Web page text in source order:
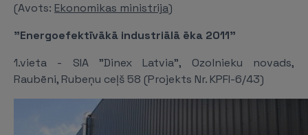
(Avots: Ekonomikas ministrija)
"Energoefektīvākā industriālā ēka 2011"
1.vieta - SIA "Dinex Latvia", Ozolnieku novads,
Raubēni, Rubeņu ceļš 58 (Projekts Nr. KPFI-6/43)